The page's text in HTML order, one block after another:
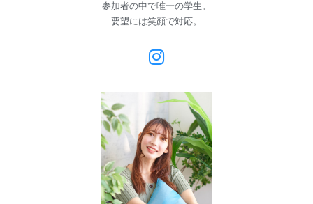
参加者の中で唯一の学生。
要望には笑顔で対応。